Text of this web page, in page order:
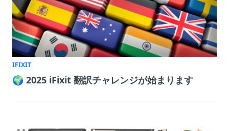
IFIXIT
🌍 2025 iFixit 翻訳チャレンジが始まります